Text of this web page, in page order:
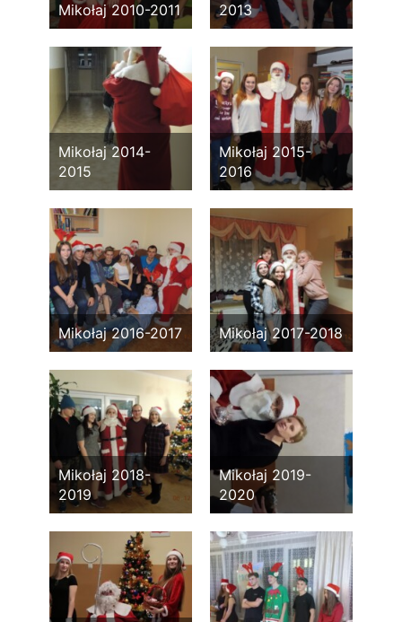
Mikołaj 2010-2011
2013
Mikołaj 2014-
2015
Mikołaj 2015-
2016
Mikołaj 2016-2017 Mikołaj 2017-2018
Mikołaj 2018-
2019
Mikołaj 2019-
2020